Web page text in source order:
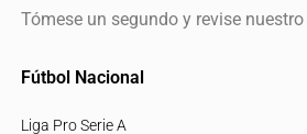
Tómese un segundo y revise nuestro
Fútbol Nacional
Liga Pro Serie A